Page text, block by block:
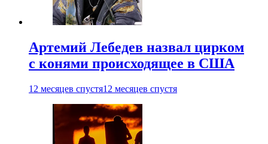
Артемий Лебедев назвал цирком
с конями происходящее в США
12 месяцев спустя12 месяцев спустя